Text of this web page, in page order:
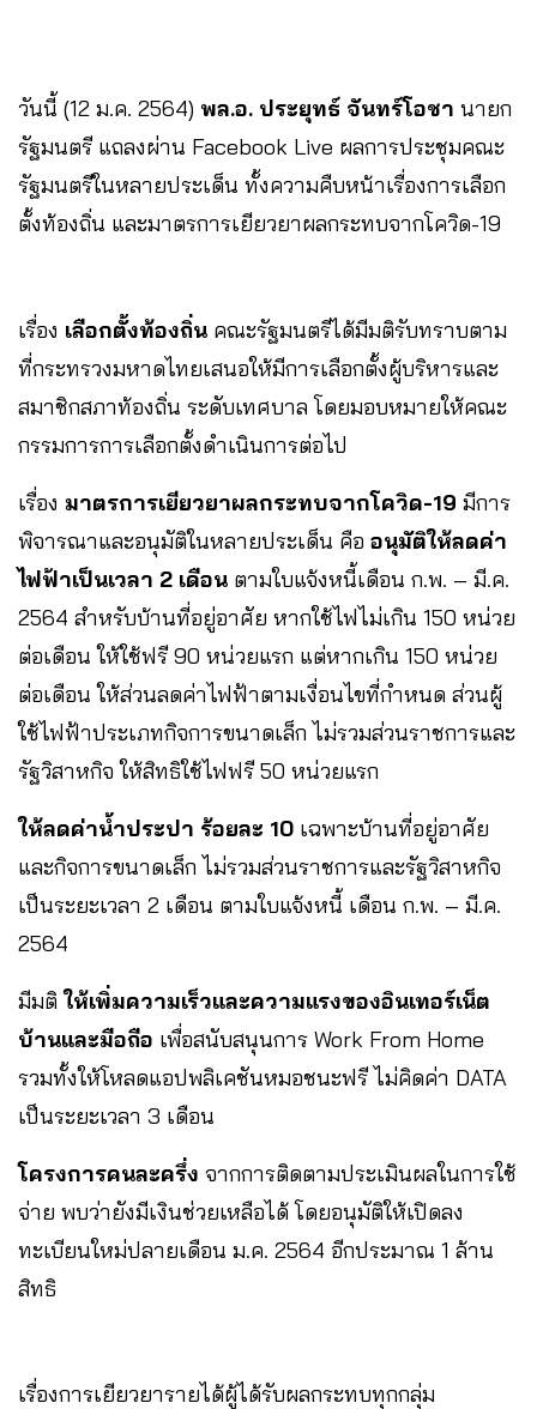
วันนี้ (12 ม.ค. 2564) พล.อ. ประยุทธ์ จันทร์โอชา นายก
รัฐมนตรี แถลงผ่าน Facebook Live ผลการประชุมคณะ
รัฐมนตรีในหลายประเด็น ทั้งความคืบหน้าเรื่องการเลือก
ตั้งท้องถิ่น และมาตรการเยียวยาผลกระทบจากโควิด-19
เรื่อง เลือกตั้งท้องถิ่น คณะรัฐมนตรีได้มีมติรับทราบตาม
ที่กระทรวงมหาดไทยเสนอให้มีการเลือกตั้งผู้บริหารและ
สมาชิกสภาท้องถิ่น ระดับเทศบาล โดยมอบหมายให้คณะ
กรรมการการเลือกตั้งดำเนินการต่อไป
เรื่อง มาตรการเยียวยาผลกระทบจากโควิด-19 มีการ
พิจารณาและอนุมัติในหลายประเด็น คือ อนุมัติให้ลดค่า
ไฟฟ้าเป็นเวลา 2 เดือน ตามใบแจ้งหนี้เดือน ก.พ. – มี.ค.
2564 สำหรับบ้านที่อยู่อาศัย หากใช้ไฟไม่เกิน 150 หน่วย
ต่อเดือน ให้ใช้ฟรี 90 หน่วยแรก แต่หากเกิน 150 หน่วย
ต่อเดือน ให้ส่วนลดค่าไฟฟ้าตามเงื่อนไขที่กำหนด ส่วนผู้
ใช้ไฟฟ้าประเภทกิจการขนาดเล็ก ไม่รวมส่วนราชการและ
รัฐวิสาหกิจ ให้สิทธิใช้ไฟฟรี 50 หน่วยแรก
ให้ลดค่าน้ำประปา ร้อยละ 10 เฉพาะบ้านที่อยู่อาศัย
และกิจการขนาดเล็ก ไม่รวมส่วนราชการและรัฐวิสาหกิจ
เป็นระยะเวลา 2 เดือน ตามใบแจ้งหนี้ เดือน ก.พ. – มี.ค.
2564
มีมติให้เพิ่มความเร็วและความแรงของอินเทอร์เน็ต
บ้านและมือถือ เพื่อสนับสนุนการ Work From Home
รวมทั้งให้โหลดแอปพลิเคชันหมอชนะฟรี ไม่คิดค่า DATA
เป็นระยะเวลา 3 เดือน
โครงการคนละครึ่ง จากการติดตามประเมินผลในการใช้
จ่าย พบว่ายังมีเงินช่วยเหลือได้ โดยอนุมัติให้เปิดลง
ทะเบียนใหม่ปลายเดือน ม.ค. 2564 อีกประมาณ 1 ล้าน
สิทธิ
เรื่องการเยียวยารายได้ผู้ได้รับผลกระทบทุกกลุ่ม